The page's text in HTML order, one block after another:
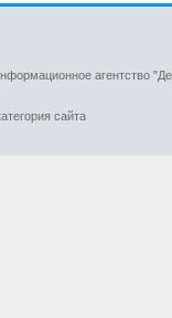
агентство
сайта